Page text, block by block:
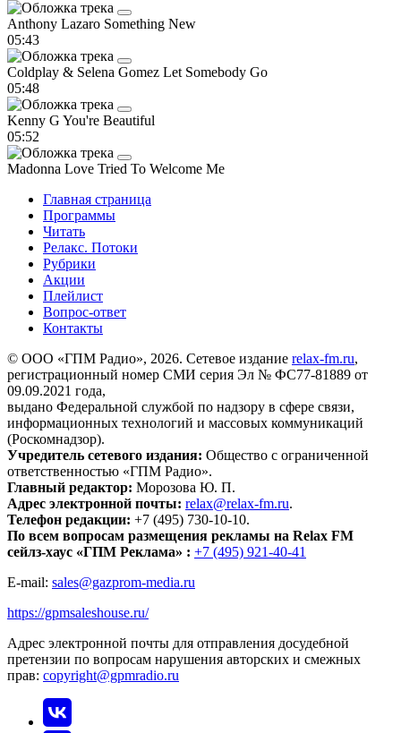
Anthony Lazaro Something New
05:43
Coldplay & Selena Gomez Let Somebody Go
05:48
Kenny G You're Beautiful
05:52
Madonna Love Tried To Welcome Me
Главная страница
Программы
Читать
Релакс. Потоки
Рубрики
Акции
Плейлист
Вопрос-ответ
Контакты
© ООО «ГПМ Радио», 2026. Сетевое издание relax-fm.ru,
регистрационный номер СМИ серия Эл № ФС77-81889 от
09.09.2021 года,
выдано Федеральной службой по надзору в сфере связи,
информационных технологий и массовых коммуникаций
(Роскомнадзор).
Учредитель сетевого издания: Общество с ограниченной
ответственностью «ГПМ Радио».
Главный редактор: Морозова Ю. П.
Адрес электронной почты: relax@relax-fm.ru.
Телефон редакции: +7 (495) 730-10-10.
По всем вопросам размещения рекламы на Relax FM
сейлз-хаус «ГПМ Реклама» : +7 (495) 921-40-41
E-mail: sales@gazprom-media.ru
https://gpmsaleshouse.ru/
Адрес электронной почты для отправления досудебной
претензии по вопросам нарушения авторских и смежных
прав: copyright@gpmradio.ru